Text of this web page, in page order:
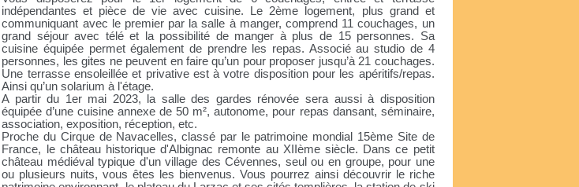
indépendantes et pièce de vie avec cuisine. Le 2ème logement, plus grand et
communiquant avec le premier par la salle à manger, comprend 11 couchages, un
grand séjour avec télé et la possibilité de manger à plus de 15 personnes. Sa
cuisine équipée permet également de prendre les repas. Associé au studio de 4
personnes, les gites ne peuvent en faire qu’un pour proposer jusqu’à 21 couchages.
Une terrasse ensoleillée et privative est à votre disposition pour les apéritifs/repas.
Ainsi qu’un solarium à l'étage.
A partir du 1er mai 2023, la salle des gardes rénovée sera aussi à disposition
équipée d’une cuisine annexe de 50 m², autonome, pour repas dansant, séminaire,
association, exposition, réception, etc.
Proche du Cirque de Navacelles, classé par le patrimoine mondial 15ème Site de
France, le château historique d'Albignac remonte au XIIème siècle. Dans ce petit
château médiéval typique d'un village des Cévennes, seul ou en groupe, pour une
ou plusieurs nuits, vous êtes les bienvenus. Vous pourrez ainsi découvrir le riche